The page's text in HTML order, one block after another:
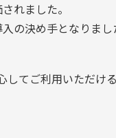
れました。
の決め手となりまし
してご利用いただけ